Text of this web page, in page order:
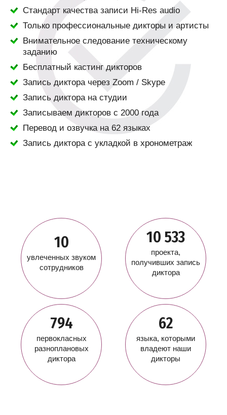
Стандарт качества записи Hi-Res audio
Только профессиональные дикторы и артисты
Внимательное следование техническому
заданию
Бесплатный кастинг дикторов
Запись диктора через Zoom / Skype
Запись диктора на студии
Записываем дикторов с 2000 года
Перевод и озвучка на 62 языках
Запись диктора с укладкой в хронометраж
10
увлеченных звуком
сотрудников
10 533
проекта,
получивших запись
диктора
794
первокласных
разноплановых
диктора
62
языка, которыми
владеют наши
дикторы